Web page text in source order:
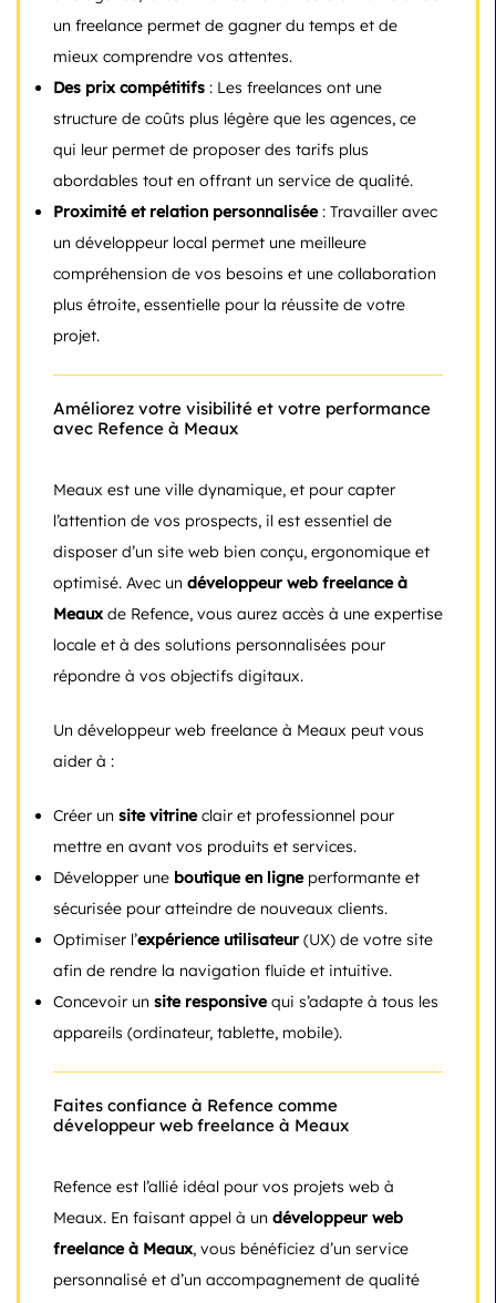
un freelance permet de gagner du temps et de
mieux comprendre vos attentes.
Des prix compétitifs : Les freelances ont une
structure de coûts plus légère que les agences, ce
qui leur permet de proposer des tarifs plus
abordables tout en offrant un service de qualité.
Proximité et relation personnalisée: Travailler avec
un développeur local permet une meilleure
compréhension de vos besoins et une collaboration
plus étroite, essentielle pour la réussite de votre
projet.
Améliorez votre visibilité et votre performance
avec Refence à Meaux
Meaux est une ville dynamique, et pour capter
l’attention de vos prospects, il est essentiel de
disposer d’un site web bien conçu, ergonomique et
optimisé. Avec un développeur web freelance à
Meauxde Refence, vous aurez accès à une expertise
locale et à des solutions personnalisées pour
répondre à vos objectifs digitaux.
Un développeur web freelance à Meaux peut vous
aider à :
Créer un site vitrineclair et professionnel pour
mettre en avant vos produits et services.
Développer une boutique en ligneperformante et
sécurisée pour atteindre de nouveaux clients.
Optimiser l’expérience utilisateur (UX) de votre site
afin de rendre la navigation fluide et intuitive.
Concevoir un site responsivequi s’adapte à tous les
appareils (ordinateur, tablette, mobile).
Faites confiance à Refence comme
développeur web freelance à Meaux
Refence est l’allié idéal pour vos projets web à
Meaux. En faisant appel à un développeur web
freelance à Meaux, vous bénéficiez d’un service
personnalisé et d’un accompagnement de qualité